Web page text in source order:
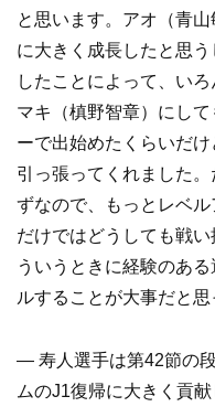
と思います。アオ（青
に大きく成長したと思
したことによって、い
マキ（槙野智章）にし
ーで出始めたくらいだ
引っ張ってくれました
ずなので、もっとレベ
だけではどうしても戦
ういうときに経験のあ
ルすることが大事だと思
― 寿人選手は第42節の
ムのJ1復帰に大きく貢